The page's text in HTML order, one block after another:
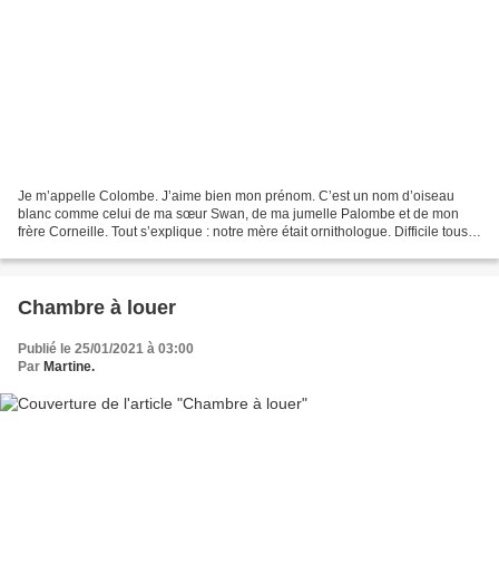
Je m’appelle Colombe. J’aime bien mon prénom. C’est un nom d’oiseau
blanc comme celui de ma sœur Swan, de ma jumelle Palombe et de mon
frère Corneille. Tout s’explique : notre mère était ornithologue. Difficile tous
Chambre à louer
Publié le 25/01/2021 à 03:00
Par Martine.